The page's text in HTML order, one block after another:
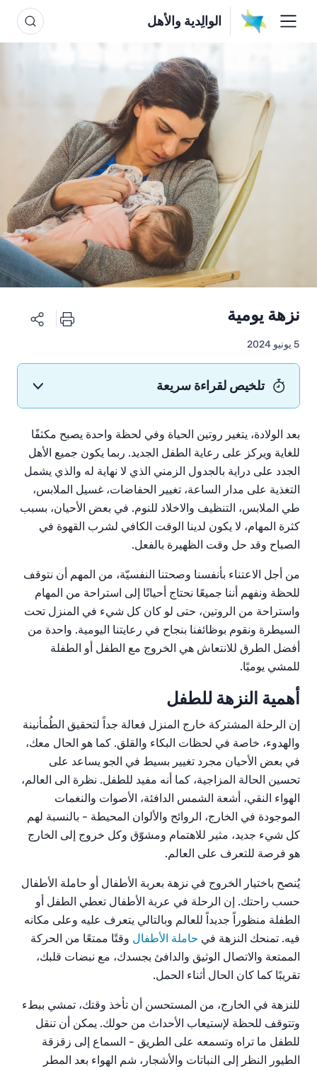
الوالِدية والأهل
نزهة يومية
5 يونيو 2024
تلخيص لقراءة سريعة
بعد الولادة، يتغير روتين الحياة وفي لحظة واحدة يصبح مكثفًا
للغاية ويركز على رعاية الطفل الجديد. ربما يكون جميع الأهل
الجدد على دراية بالجدول الزمني الذي لا نهاية له والذي يشمل
التغذية على مدار الساعة، تغيير الحفاضات، غسيل الملابس،
طي الملابس، التنظيف والاخلاد للنوم. في بعض الأحيان، بسبب
كثرة المهام، لا يكون لدينا الوقت الكافي لشرب القهوة في
الصباح وقد حل وقت الظهيرة بالفعل.
من أجل الاعتناء بأنفسنا وصحتنا النفسيّة، من المهم أن نتوقف
للحظة ونفهم أننا جميعًا نحتاج أحيانًا إلى استراحة من المهام
واستراحة من الروتين، حتى لو كان كل شيء في المنزل تحت
السيطرة ونقوم بوظائفنا بنجاح في رعايتنا اليومية. واحدة من
أفضل الطرق للانتعاش هي الخروج مع الطفل أو الطفلة
للمشي يوميًا.
أهمية النزهة للطفل
إن الرحلة المشتركة خارج المنزل فعالة جداً لتحقيق الطُمأنينة
والهدوء، خاصة في لحظات البكاء والقلق. كما هو الحال معك،
في بعض الأحيان مجرد تغيير بسيط في الجو يساعد على
تحسين الحالة المزاجية، كما أنه مفيد للطفل. نظرة الى العالم،
الهواء النقي، أشعة الشمس الدافئة، الأصوات والنغمات
الموجودة في الخارج، الروائح والألوان المحيطة - بالنسبة لهم
كل شيء جديد، مثير للاهتمام ومشوّق وكل خروج إلى الخارج
هو فرصة للتعرف على العالم.
يُنصح باختيار الخروج في نزهة بعربة الأطفال أو حاملة الأطفال
حسب راحتك. إن الرحلة في عربة الأطفال تعطي الطفل أو
الطفلة منظوراً جديداً للعالم وبالتالي يتعرف عليه وعلى مكانه
فيه. تمنحك النزهة في حاملة الأطفال وقتًا ممتعًا من الحركة
الممتعة والاتصال الوثيق والدافئ بجسدك، مع نبضات قلبك،
تقريبًا كما كان الحال أثناء الحمل.
للنزهة في الخارج، من المستحسن أن تأخذ وقتك، تمشي ببطء
وتتوقف للحظة لإستيعاب الأحداث من حولك. يمكن أن تنقل
للطفل ما تراه وتسمعه على الطريق - السماع إلى زقزقة
الطيور النظر إلى النباتات والأشجار، شم الهواء بعد المطر